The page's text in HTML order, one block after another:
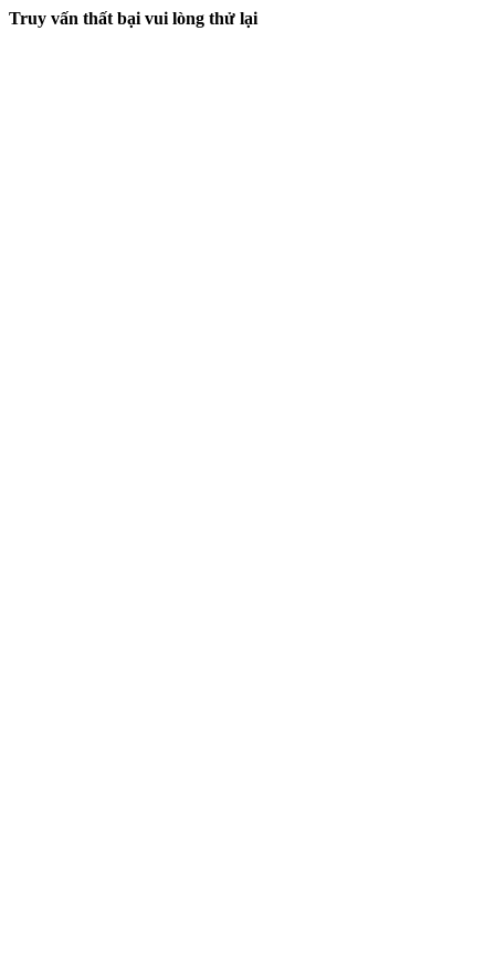
Truy vấn thất bại vui lòng thử lại